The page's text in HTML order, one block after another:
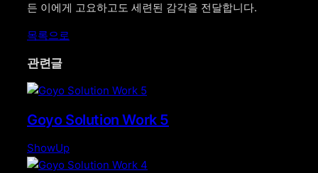
든 이에게 고요하고도 세련된 감각을 전달합니다.
목록으로
관련글
Goyo Solution Work 5
ShowUp